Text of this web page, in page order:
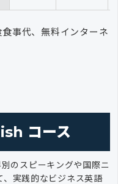
事代、無料インターネ
コース
のスピーキングや国際ニ
、実践的なビジネス英語